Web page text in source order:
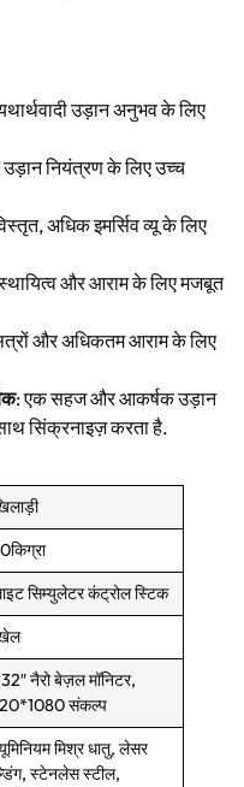
उड़ान अनुभव के लिए
नियंत्रण के लिए उच्च
अधिक इमर्सिव व्यू के लिए
और आराम के लिए मजबूत
और अधिकतम आराम के लिए
: एक सहज और आकर्षक उड़ान
सिंक्रनाइज़ करता है.
सिम्युलेटर कंट्रोल स्टिक
नैरो बेज़ल मॉनिटर,
संकल्प
मिश्र धातु, लेसर
स्टेनलेस स्टील,